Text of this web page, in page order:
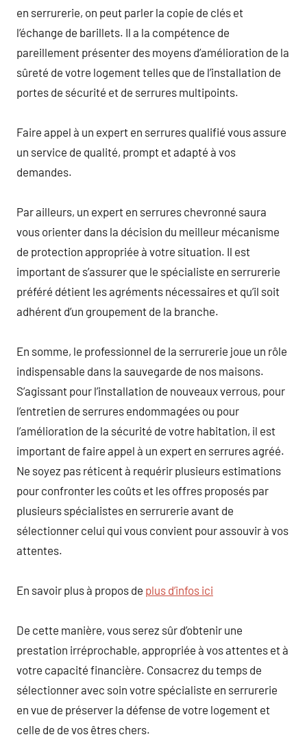
en serrurerie, on peut parler la copie de clés et
l’échange de barillets. Il a la compétence de
pareillement présenter des moyens d’amélioration de la
sûreté de votre logement telles que de l’installation de
portes de sécurité et de serrures multipoints.
Faire appel à un expert en serrures qualifié vous assure
un service de qualité, prompt et adapté à vos
demandes.
Par ailleurs, un expert en serrures chevronné saura
vous orienter dans la décision du meilleur mécanisme
de protection appropriée à votre situation. Il est
important de s’assurer que le spécialiste en serrurerie
préféré détient les agréments nécessaires et qu’il soit
adhérent d’un groupement de la branche.
En somme, le professionnel de la serrurerie joue un rôle
indispensable dans la sauvegarde de nos maisons.
S’agissant pour l’installation de nouveaux verrous, pour
l’entretien de serrures endommagées ou pour
l’amélioration de la sécurité de votre habitation, il est
important de faire appel à un expert en serrures agréé.
Ne soyez pas réticent à requérir plusieurs estimations
pour confronter les coûts et les offres proposés par
plusieurs spécialistes en serrurerie avant de
sélectionner celui qui vous convient pour assouvir à vos
attentes.
En savoir plus à propos de plus d’infos ici
De cette manière, vous serez sûr d’obtenir une
prestation irréprochable, appropriée à vos attentes et à
votre capacité financière. Consacrez du temps de
sélectionner avec soin votre spécialiste en serrurerie
en vue de préserver la défense de votre logement et
celle de de vos êtres chers.